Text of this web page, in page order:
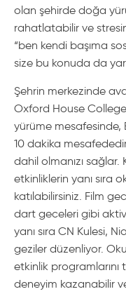
olan şehirde doğa
rahatlatabilir ve
“ben kendi başıma
size bu konuda da
Şehrin merkezinde
Oxford House
yürüme mesafesinde,
10 dakika
dahil olmanızı sağlar.
etkinliklerin yanı sıra
katılabilirsiniz. Film
dart geceleri gibi
yanı sıra CN Kulesi,
geziler düzenliyor.
etkinlik
deneyim kazanabilir